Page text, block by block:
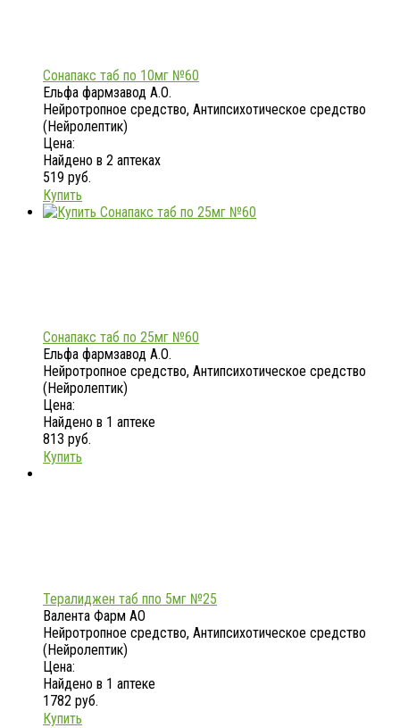
Сонапакс таб по 10мг №60
Ельфа фармзавод А.О.
Нейротропное средство, Антипсихотическое средство
(Нейролептик)
Цена:
Найдено в 2 аптеках
519 руб.
Купить
Сонапакс таб по 25мг №60
Ельфа фармзавод А.О.
Нейротропное средство, Антипсихотическое средство
(Нейролептик)
Цена:
Найдено в 1 аптеке
813 руб.
Купить
Тералиджен таб ппо 5мг №25
Валента Фарм АО
Нейротропное средство, Антипсихотическое средство
(Нейролептик)
Цена:
Найдено в 1 аптеке
1782 руб.
Купить